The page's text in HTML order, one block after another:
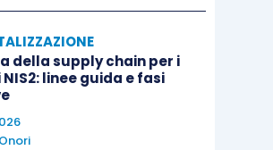
della supply chain per i
linee guida e fasi